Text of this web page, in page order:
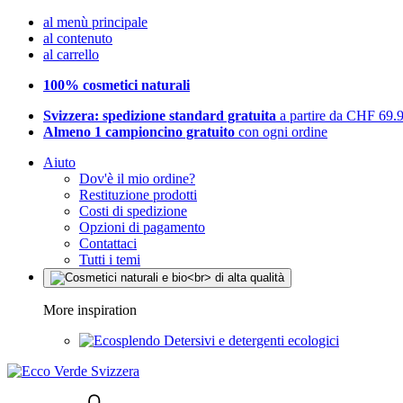
al menù principale
al contenuto
al carrello
100% cosmetici naturali
Svizzera: spedizione standard gratuita a partire da CHF
Almeno 1 campioncino gratuito con ogni ordine
Aiuto
Dov'è il mio ordine?
Restituzione prodotti
Costi di spedizione
Opzioni di pagamento
Contattaci
Tutti i temi
More inspiration
Detersivi e detergenti ecologici